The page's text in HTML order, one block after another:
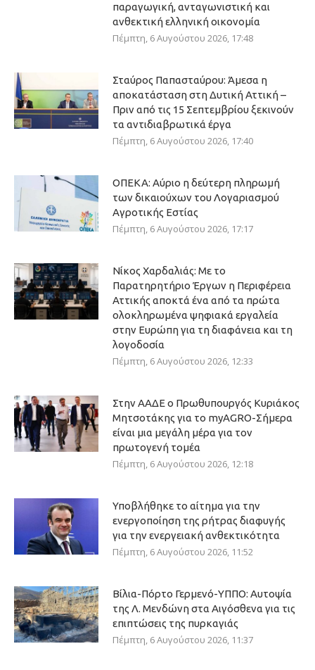
παραγωγική, ανταγωνιστική και
ανθεκτική ελληνική οικονομία
Πέμπτη, 6 Αυγούστου 2026, 17:48
Σταύρος Παπασταύρου: Άμεσα η
αποκατάσταση στη Δυτική Αττική –
Πριν από τις 15 Σεπτεμβρίου ξεκινούν
τα αντιδιαβρωτικά έργα
Πέμπτη, 6 Αυγούστου 2026, 17:40
ΟΠΕΚΑ: Αύριο η δεύτερη πληρωμή
των δικαιούχων του Λογαριασμού
Αγροτικής Εστίας
Πέμπτη, 6 Αυγούστου 2026, 17:17
Νίκος Χαρδαλιάς: Με το
Παρατηρητήριο Έργων η Περιφέρεια
Αττικής αποκτά ένα από τα πρώτα
ολοκληρωμένα ψηφιακά εργαλεία
στην Ευρώπη για τη διαφάνεια και τη
λογοδοσία
Πέμπτη, 6 Αυγούστου 2026, 12:33
Στην ΑΑΔΕ ο Πρωθυπουργός Κυριάκος
Μητσοτάκης για το myAGRO-Σήμερα
είναι μια μεγάλη μέρα για τον
πρωτογενή τομέα
Πέμπτη, 6 Αυγούστου 2026, 12:18
Υποβλήθηκε το αίτημα για την
ενεργοποίηση της ρήτρας διαφυγής
για την ενεργειακή ανθεκτικότητα
Πέμπτη, 6 Αυγούστου 2026, 11:52
Βίλια-Πόρτο Γερμενό-ΥΠΠΟ: Αυτοψία
της Λ. Μενδώνη στα Αιγόσθενα για τις
επιπτώσεις της πυρκαγιάς
Πέμπτη, 6 Αυγούστου 2026, 11:37